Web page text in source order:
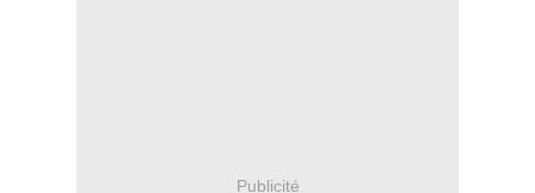
Publicité